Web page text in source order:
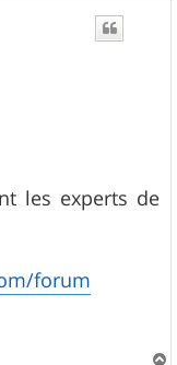
les experts de
forum